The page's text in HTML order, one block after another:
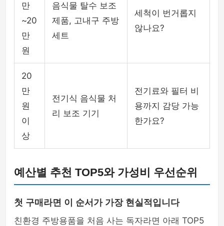
만
~20
만
원
음식물 탈수 보조
제품, 고내구 주방
세트
세척이 번거롭지
않나요?
20
만
원
이
상
전기식 음식물 처
리 보조 기기
전기료와 필터 비
용까지 감당 가능
한가요?
예산별 추천 TOP5와 가성비 우선순위
첫 구매라면 이 순서가 가장 현실적입니다
친환경 주방용품을 처음 사는 독자라면 아래 TOP5